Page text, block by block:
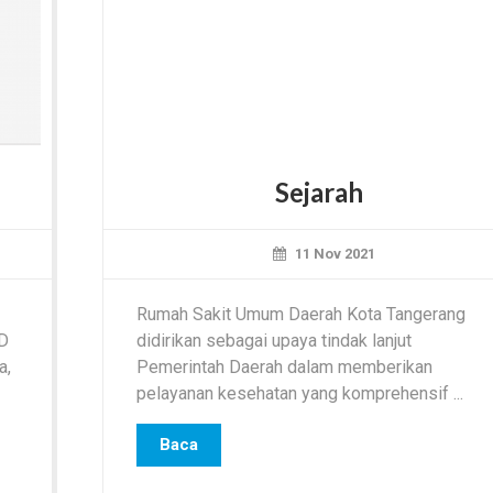
Sejarah
11 Nov 2021
Rumah Sakit Umum Daerah Kota Tangerang
didirikan sebagai upaya tindak lanjut
Pemerintah Daerah dalam memberikan
pelayanan kesehatan yang komprehensif ...
Baca